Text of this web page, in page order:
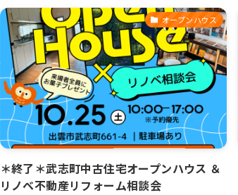
オープンハウス
＊終了＊武志町中古住宅オープンハウス ＆
リノベ不動産リフォーム相談会